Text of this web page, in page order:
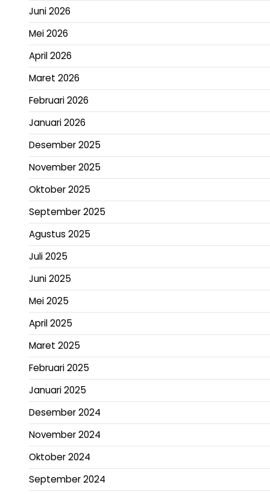
Juni 2026
Mei 2026
April 2026
Maret 2026
Februari 2026
Januari 2026
Desember 2025
November 2025
Oktober 2025
September 2025
Agustus 2025
Juli 2025
Juni 2025
Mei 2025
April 2025
Maret 2025
Februari 2025
Januari 2025
Desember 2024
November 2024
Oktober 2024
September 2024